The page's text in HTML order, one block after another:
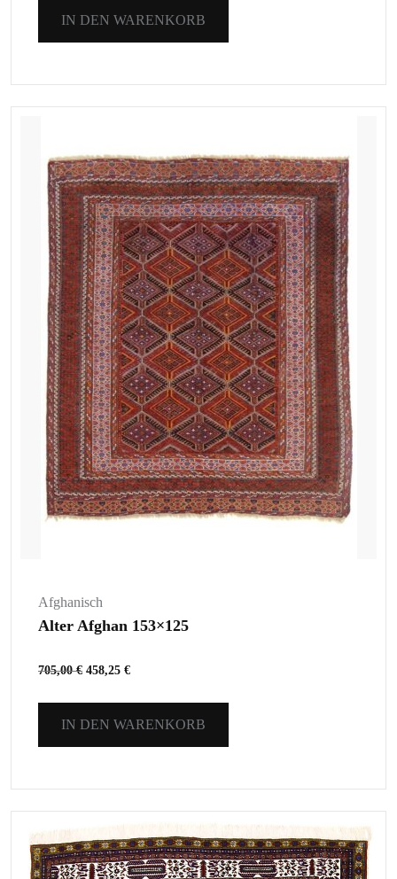
IN DEN WARENKORB
Afghanisch
Alter Afghan 153×125
705,00€ 458,25 €
IN DEN WARENKORB